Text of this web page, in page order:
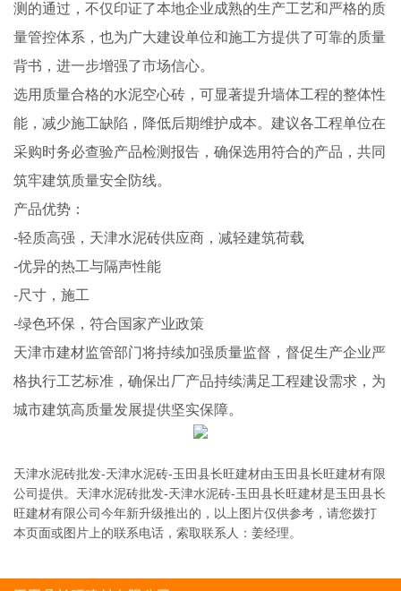
测的通过，不仅印证了本地企业成熟的生产工艺和严格的质
量管控体系，也为广大建设单位和施工方提供了可靠的质量
背书，进一步增强了市场信心。
选用质量合格的水泥空心砖，可显著提升墙体工程的整体性
能，减少施工缺陷，降低后期维护成本。建议各工程单位在
采购时务必查验产品检测报告，确保选用符合的产品，共同
筑牢建筑质量安全防线。
产品优势：
-轻质高强，天津水泥砖供应商，减轻建筑荷载
-优异的热工与隔声性能
-尺寸，施工
-绿色环保，符合国家产业政策
天津市建材监管部门将持续加强质量监督，督促生产企业严
格执行工艺标准，确保出厂产品持续满足工程建设需求，为
城市建筑高质量发展提供坚实保障。
天津水泥砖批发-天津水泥砖-玉田县长旺建材由玉田县长旺建材有限
公司提供。天津水泥砖批发-天津水泥砖-玉田县长旺建材是玉田县长
旺建材有限公司今年新升级推出的，以上图片仅供参考，请您拨打
本页面或图片上的联系电话，索取联系人：姜经理。